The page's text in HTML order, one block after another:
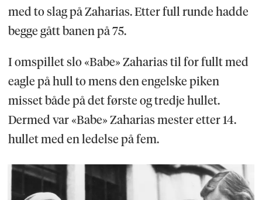
med to slag på Zaharias. Etter full runde hadde
begge gått banen på 75.
I omspillet slo «Babe» Zaharias til for fullt med
eagle på hull to mens den engelske piken
misset både på det første og tredje hullet.
Dermed var «Babe» Zaharias mester etter 14.
hullet med en ledelse på fem.